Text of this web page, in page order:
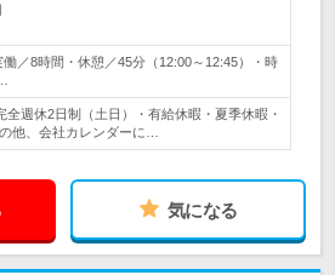
／8時間・休憩／45分（12:00～12:45）・時
全週休2日制（土日）・有給休暇・夏季休暇・
他、会社カレンダーに…
気になる